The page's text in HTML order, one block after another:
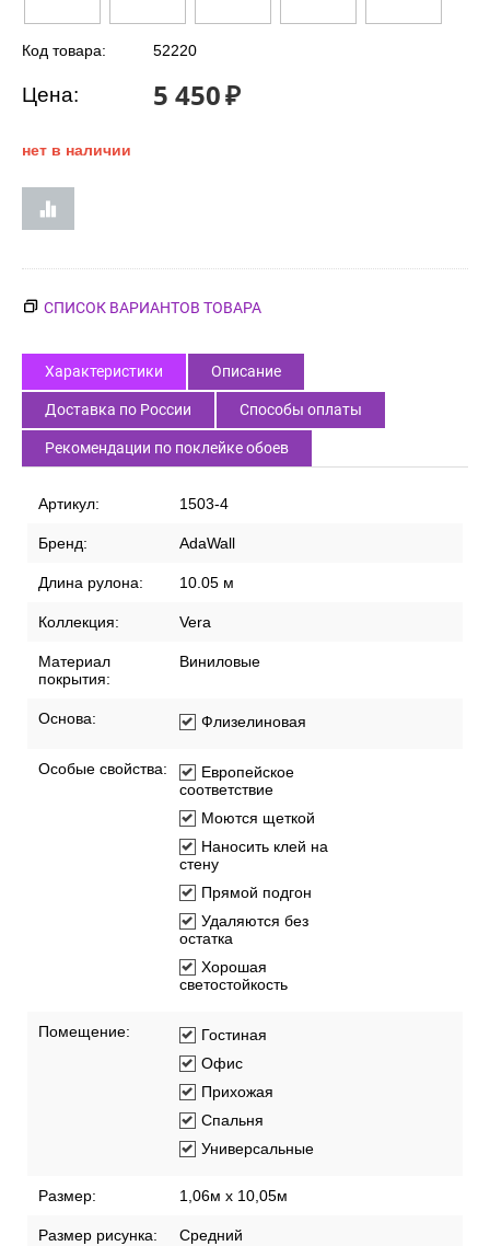
Код товара: 52220
Цена: 5 450₽
нет в наличии
СПИСОК ВАРИАНТОВ ТОВАРА
Характеристики Описание
Доставка по России Способы оплаты
Рекомендации по поклейке обоев
Артикул: 1503-4
Бренд: AdaWall
Длина рулона: 10.05 м
Коллекция: Vera
Материал
покрытия:
Виниловые
Основа: Флизелиновая
Особые свойства:
Европейское
соответствие
Моются щеткой
Наносить клей на
стену
Прямой подгон
Удаляются без
остатка
Хорошая
светостойкость
Помещение:
Гостиная
Офис
Прихожая
Спальня
Универсальные
Размер: 1,06м х 10,05м
Размер рисунка: Средний